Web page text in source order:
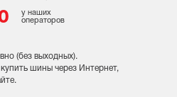
у наших
операторов
(без выходных).
шины через Интернет,